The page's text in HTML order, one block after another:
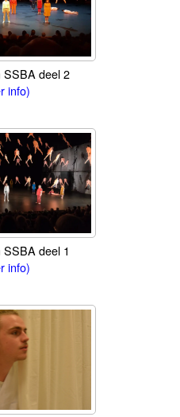
SSBA deel 2
info)
deel 1
info)